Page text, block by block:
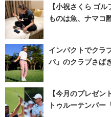
【小祝さくら ゴ
ものは魚、ナマコ
インパクトでクラ
パ」のクラブさば
【今月のプレゼ
トゥルーテンパー